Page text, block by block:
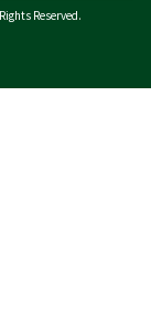
Reserved.